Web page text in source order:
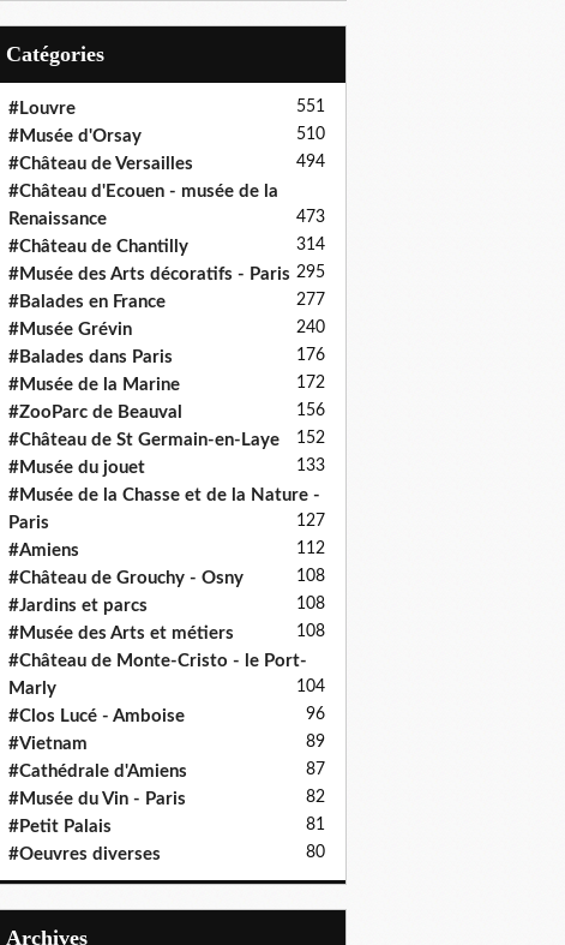
Catégories
#Louvre 551
#Musée d'Orsay 510
#Château de Versailles 494
#Château d'Ecouen - musée de la
Renaissance
473
#Château de Chantilly 314
#Musée des Arts décoratifs - Paris 295
#Balades en France 277
#Musée Grévin 240
#Balades dans Paris 176
#Musée de la Marine 172
#ZooParc de Beauval 156
#Château de St Germain-en-Laye 152
#Musée du jouet 133
#Musée de la Chasse et de la Nature -
Paris
127
#Amiens 112
#Château de Grouchy - Osny 108
#Jardins et parcs 108
#Musée des Arts et métiers 108
#Château de Monte-Cristo - le Port-
Marly
104
#Clos Lucé - Amboise 96
#Vietnam 89
#Cathédrale d'Amiens 87
#Musée du Vin - Paris 82
#Petit Palais 81
#Oeuvres diverses 80
Archives